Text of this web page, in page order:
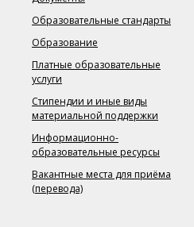
Образовательные стандарты
Образование
Платные образовательные
услуги
Стипендии и иные виды
материальной поддержки
Информационно-
образовательные ресурсы
Вакантные места для приёма
(перевода)